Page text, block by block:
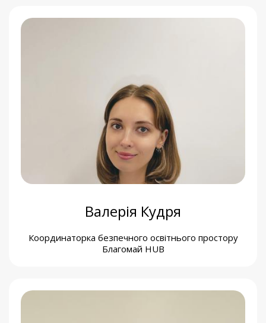
Валерія Кудря
Координаторка безпечного освітнього простору
Благомай HUB
Софія Сиротенко
Адміністраторка Благомай HUB